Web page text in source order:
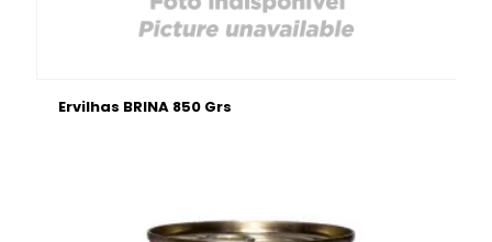
Ervilhas BRINA 850 Grs